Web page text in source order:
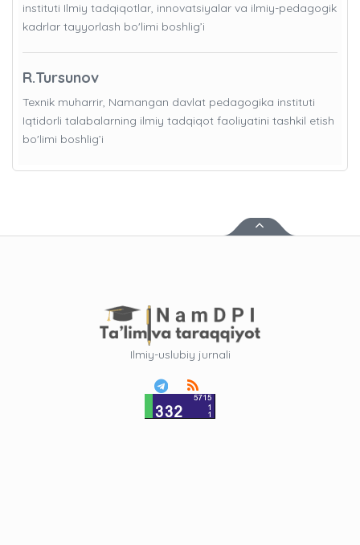
instituti Ilmiy tadqiqotlar, innovatsiyalar va ilmiy-pedagogik
kadrlar tayyorlash bo'limi boshlig’i
R.Tursunov
Texnik muharrir, Namangan davlat pedagogika instituti
Iqtidorli talabalarning ilmiy tadqiqot faoliyatini tashkil etish
bo'limi boshlig’i
Ilmiy-uslubiy jurnali